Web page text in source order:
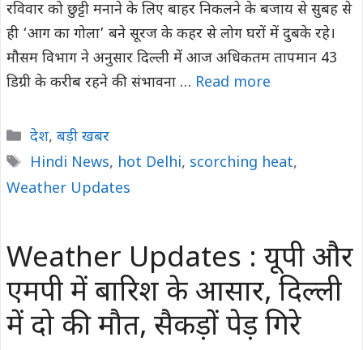
रविवार को छुट्टी मनाने के लिए बाहर निकलने के बजाय से सुबह से
ही ‘आग का गोला’ बने सूरज के कहर से लोग घरों में दुबके रहे।
मौसम विभाग ने अनुसार दिल्ली में आज अधिकतम तापमान 43
डिग्री के करीब रहने की संभावना … Read more
Categories
देश, बड़ी खबर
Tags
Hindi News, hot Delhi, scorching heat,
Weather Updates
Weather Updates : यूपी और
एमपी में बारिश के आसार, दिल्ली
में दो की मौत, सैकड़ों पेड़ गिरे